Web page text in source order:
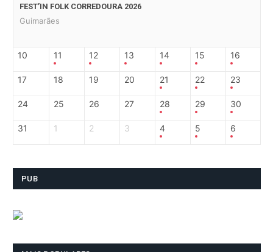
FEST’IN FOLK CORREDOURA 2026
Guimarães
10 11 12 13 14 15 16
17 18 19 20 21 22 23
24 25 26 27 28 29 30
31 1 2 3 4 5 6
PUB